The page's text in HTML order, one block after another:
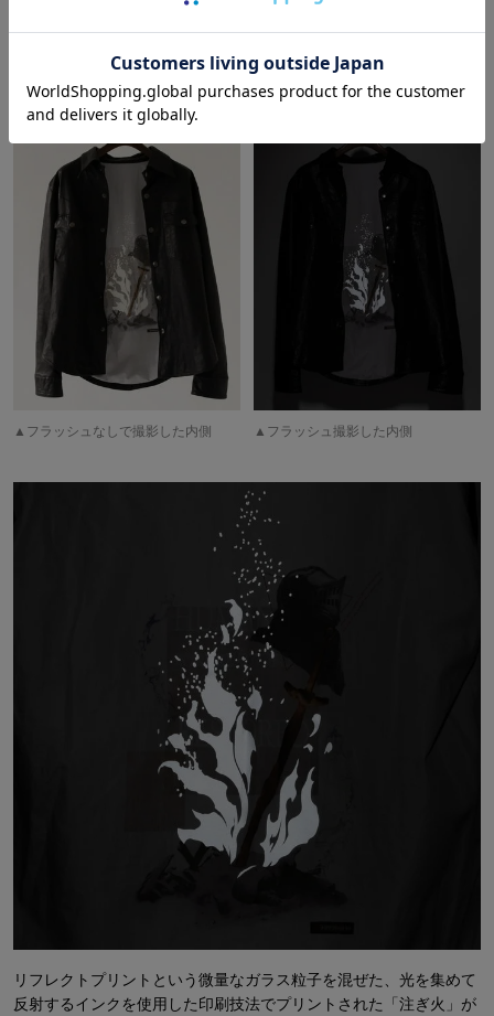
ラス感漂う渾身の逸品をぜひご堪能ください！
▲フラッシュなしで撮影した内側 ▲フラッシュ撮影した内側
リフレクトプリントという微量なガラス粒子を混ぜた、光を集めて
反射するインクを使用した印刷技法でプリントされた「注ぎ火」が